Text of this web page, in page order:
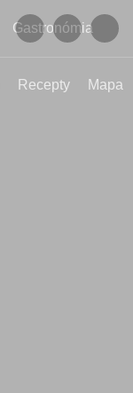
Gastronómia
Recepty Mapa